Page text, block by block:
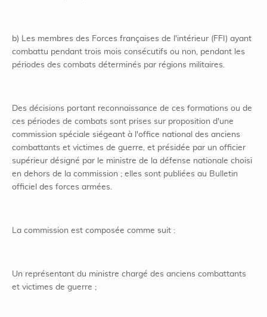
b) Les membres des Forces françaises de l'intérieur (FFI) ayant
combattu pendant trois mois consécutifs ou non, pendant les
périodes des combats déterminés par régions militaires.
Des décisions portant reconnaissance de ces formations ou de
ces périodes de combats sont prises sur proposition d'une
commission spéciale siégeant à l'office national des anciens
combattants et victimes de guerre, et présidée par un officier
supérieur désigné par le ministre de la défense nationale choisi
en dehors de la commission ; elles sont publiées au Bulletin
officiel des forces armées.
La commission est composée comme suit :
Un représentant du ministre chargé des anciens combattants
et victimes de guerre ;